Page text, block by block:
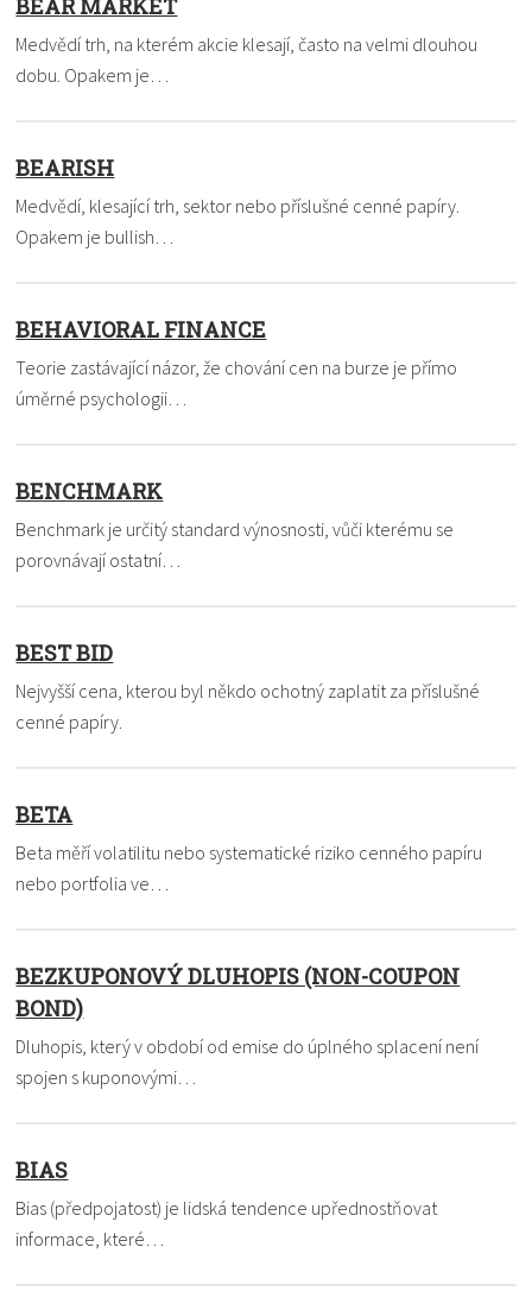
BEAR MARKET
Medvědí trh, na kterém akcie klesají, často na velmi dlouhou
dobu. Opakem je…
BEARISH
Medvědí, klesající trh, sektor nebo příslušné cenné papíry.
Opakem je bullish…
BEHAVIORAL FINANCE
Teorie zastávající názor, že chování cen na burze je přímo
úměrné psychologii…
BENCHMARK
Benchmark je určitý standard výnosnosti, vůči kterému se
porovnávají ostatní…
BEST BID
Nejvyšší cena, kterou byl někdo ochotný zaplatit za příslušné
cenné papíry.
BETA
Beta měří volatilitu nebo systematické riziko cenného papíru
nebo portfolia ve…
BEZKUPONOVÝ DLUHOPIS (NON-COUPON
BOND)
Dluhopis, který v období od emise do úplného splacení není
spojen s kuponovými…
BIAS
Bias (předpojatost) je lidská tendence upřednostňovat
informace, které…